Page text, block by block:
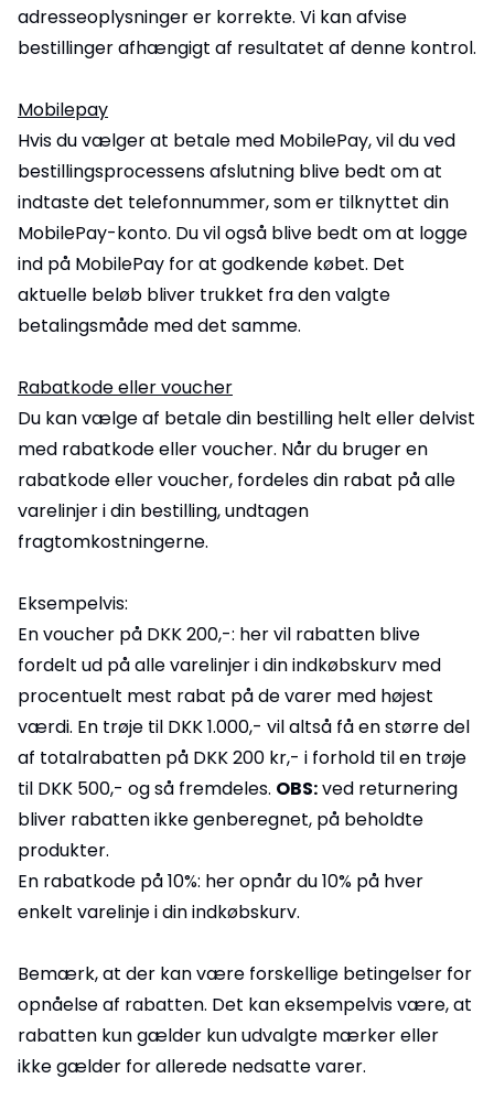
adresseoplysninger er korrekte. Vi kan afvise
bestillinger afhængigt af resultatet af denne kontrol.
Mobilepay
Hvis du vælger at betale med MobilePay, vil du ved
bestillingsprocessens afslutning blive bedt om at
indtaste det telefonnummer, som er tilknyttet din
MobilePay-konto. Du vil også blive bedt om at logge
ind på MobilePay for at godkende købet. Det
aktuelle beløb bliver trukket fra den valgte
betalingsmåde med det samme.
Rabatkode eller voucher
Du kan vælge af betale din bestilling helt eller delvist
med rabatkode eller voucher. Når du bruger en
rabatkode eller voucher, fordeles din rabat på alle
varelinjer i din bestilling, undtagen
fragtomkostningerne.
Eksempelvis:
En voucher på DKK 200,-: her vil rabatten blive
fordelt ud på alle varelinjer i din indkøbskurv med
procentuelt mest rabat på de varer med højest
værdi. En trøje til DKK 1.000,- vil altså få en større del
af totalrabatten på DKK 200 kr,- i forhold til en trøje
til DKK 500,- og så fremdeles. OBS:ved returnering
bliver rabatten ikke genberegnet, på beholdte
produkter.
En rabatkode på 10%: her opnår du 10% på hver
enkelt varelinje i din indkøbskurv.
Bemærk, at der kan være forskellige betingelser for
opnåelse af rabatten. Det kan eksempelvis være, at
rabatten kun gælder kun udvalgte mærker eller
ikke gælder for allerede nedsatte varer.